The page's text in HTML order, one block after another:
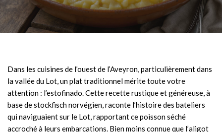
Dans les cuisines de l’ouest de l’Aveyron, particulièrement dans
la vallée du Lot, un plat traditionnel mérite toute votre
attention : l’estofinado. Cette recette rustique et généreuse, à
base de stockfisch norvégien, raconte l’histoire des bateliers
qui naviguaient sur le Lot, rapportant ce poisson séché
accroché à leurs embarcations. Bien moins connue que l’aligot